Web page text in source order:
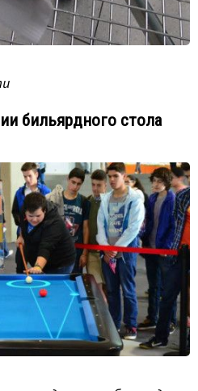
бильярдного стола